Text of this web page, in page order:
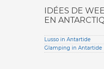
IDÉES DE
EN
Lusso in Antartide
Glamping in Antartide